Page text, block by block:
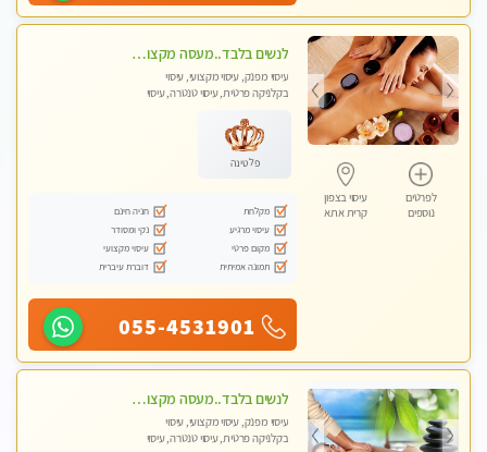
לפרטים
נוספים
עיסוי בצפון
קרית אתא
לנשים בלבד..מעסה מקצועי לנשים בלבד לעיסוי מרגיע ומפנק VIP-מומלץ לחלוטין! פרטי! ​​​​​​
עיסוי מפנק, עיסוי מקצועי, עיסוי
בקלניקה פרטית, עיסוי טנטרה, עיסוי
פלטינה
מקלחת
חניה חינם
עיסוי מרגיע
נקי ומסודר
מקום פרטי
עיסוי מקצועי
תמונה אמיתית
דוברת עיברית
055-4531901
לנשים בלבד..מעסה מקצועי לנשים בלבד
עיסוי מפנק, עיסוי מקצועי, עיסוי
בקלניקה פרטית, עיסוי טנטרה, עיסוי